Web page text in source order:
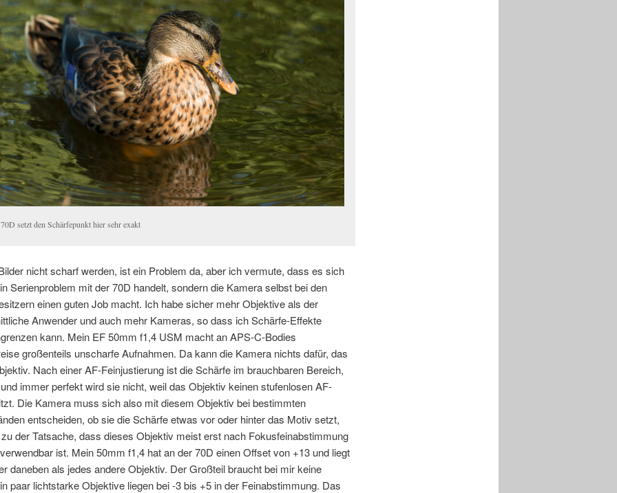
setzt den Schärfepunkt hier sehr exakt
nicht scharf werden, ist ein Problem da, aber ich vermute, dass es sich
Serienproblem mit der 70D handelt, sondern die Kamera selbst bei den
einen guten Job macht. Ich habe sicher mehr Objektive als der
Anwender und auch mehr Kameras, so dass ich Schärfe-Effekte
kann. Mein EF 50mm f1,4 USM macht an APS-C-Bodies
großenteils unscharfe Aufnahmen. Da kann die Kamera nichts dafür, das
Nach einer AF-Feinjustierung ist die Schärfe im brauchbaren Bereich,
immer perfekt wird sie nicht, weil das Objektiv keinen stufenlosen AF-
Die Kamera muss sich also mit diesem Objektiv bei bestimmten
entscheiden, ob sie die Schärfe etwas vor oder hinter das Motiv setzt,
der Tatsache, dass dieses Objektiv meist erst nach Fokusfeinabstimmung
ist. Mein 50mm f1,4 hat an der 70D einen Offset von +13 und liegt
daneben als jedes andere Objektiv. Der Großteil braucht bei mir keine
paar lichtstarke Objektive liegen bei -3 bis +5 in der Feinabstimmung. Das